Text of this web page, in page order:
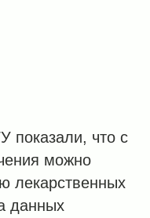
показали, что с
можно
лекарственных
данных